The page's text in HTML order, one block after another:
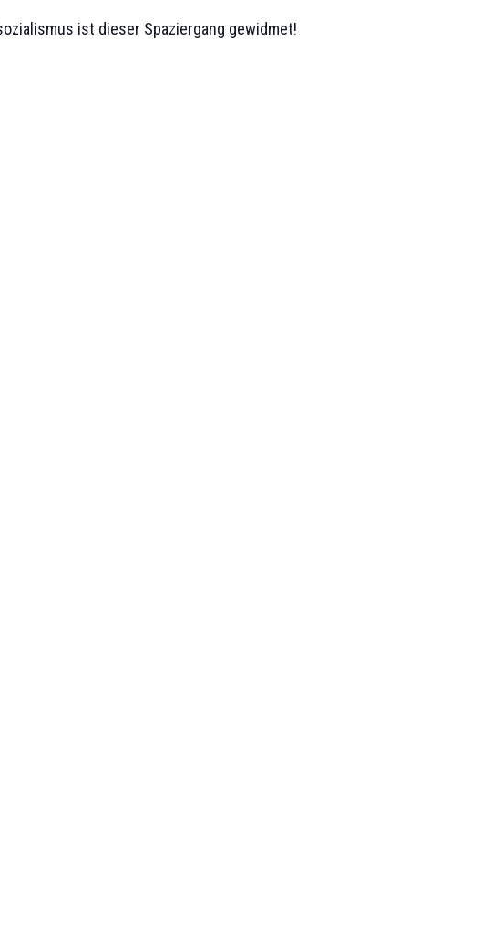
ist dieser Spaziergang gewidmet!